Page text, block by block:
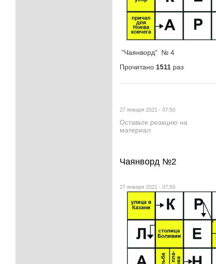
"Чаянворд" № 4
Прочитано 1511 раз
27 января 2021 - 07:50
Оставьте реакцию на
материал
Чаянворд №2
27 января 2021 - 07:50